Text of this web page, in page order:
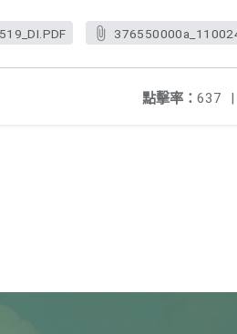
點擊率： 637 |